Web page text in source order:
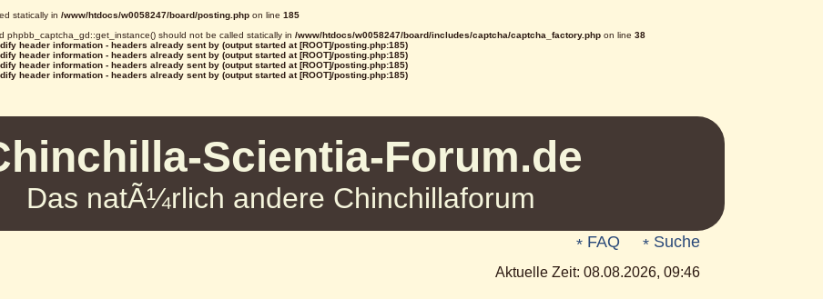
statically in /www/htdocs/w0058247/board/posting.php on line 185
phpbb_captcha_gd::get_instance() should not be called statically in /www/htdocs/w0058247/board/includes/captcha/captcha_factory.php on line 38
header information - headers already sent by (output started at [ROOT]/posting.php:185)
header information - headers already sent by (output started at [ROOT]/posting.php:185)
header information - headers already sent by (output started at [ROOT]/posting.php:185)
header information - headers already sent by (output started at [ROOT]/posting.php:185)
Scientia-Forum.de
Das natÃ¼rlich andere Chinchillaforum
FAQ Suche
Aktuelle Zeit: 08.08.2026, 09:46